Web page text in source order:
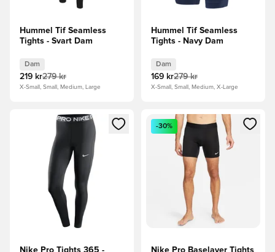
Hummel Tif Seamless
Tights - Svart Dam
Dam
219 kr279 kr
X-Small, Small, Medium, Large
Hummel Tif Seamless
Tights - Navy Dam
Dam
169 kr279 kr
X-Small, Small, Medium, X-Large
Öppnar en Modal för att logga in eller registrera dig som
Nike Pro Tights 365 -
Öppnar en Modal för att
-30%
Nike Pro Baselayer Tights